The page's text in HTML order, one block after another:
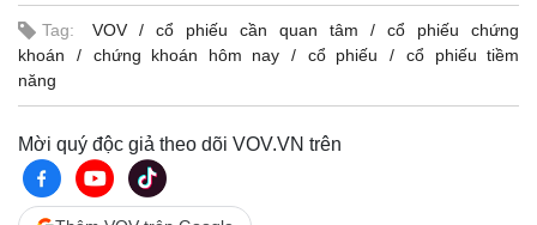
Tag: VOV cổ phiếu cần quan tâm
cổ phiếu chứng
khoán
chứng khoán hôm nay cổ phiếu
cổ phiếu tiềm
năng
Mời quý độc giả theo dõi VOV.VN trên